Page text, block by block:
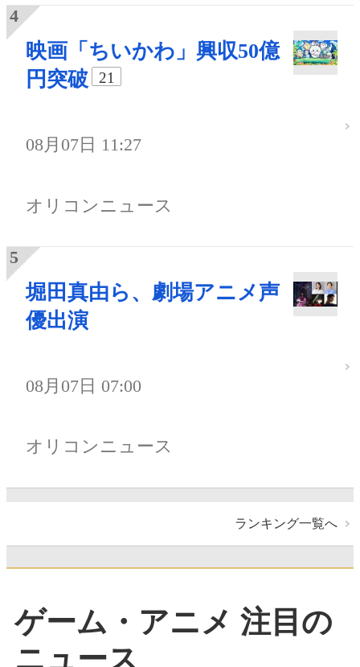
映画「ちいかわ」興収50億
円突破
21
08月07日 11:27
オリコンニュース
堀田真由ら、劇場アニメ声
優出演
08月07日 07:00
オリコンニュース
ランキング一覧へ
ゲーム・アニメ 注目の
ニュース